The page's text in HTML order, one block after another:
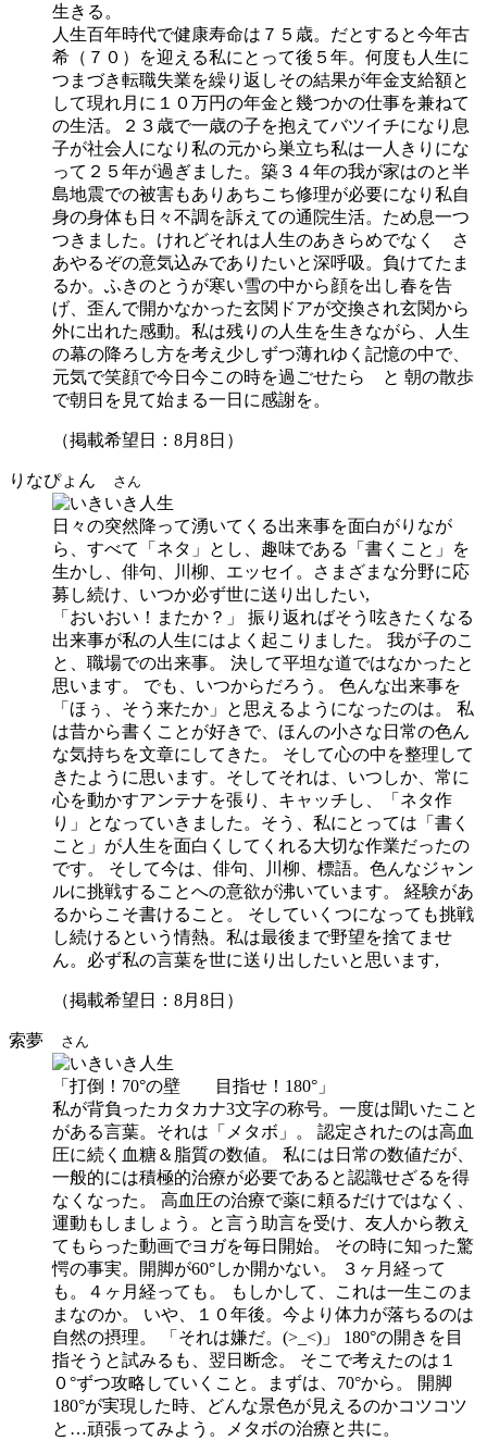
生きる。
人生百年時代で健康寿命は７５歳。だとすると今年古
希（７０）を迎える私にとって後５年。何度も人生に
つまづき転職失業を繰り返しその結果が年金支給額と
して現れ月に１０万円の年金と幾つかの仕事を兼ねて
の生活。２３歳で一歳の子を抱えてバツイチになり息
子が社会人になり私の元から巣立ち私は一人きりにな
って２５年が過ぎました。築３４年の我が家はのと半
島地震での被害もありあちこち修理が必要になり私自
身の身体も日々不調を訴えての通院生活。ため息一つ
つきました。けれどそれは人生のあきらめでなく さ
あやるぞの意気込みでありたいと深呼吸。負けてたま
るか。ふきのとうが寒い雪の中から顔を出し春を告
げ、歪んで開かなかった玄関ドアが交換され玄関から
外に出れた感動。私は残りの人生を生きながら、人生
の幕の降ろし方を考え少しずつ薄れゆく記憶の中で、
元気で笑顔で今日今この時を過ごせたら と 朝の散歩
で朝日を見て始まる一日に感謝を。
（掲載希望日：8月8日）
りなぴょん さん
日々の突然降って湧いてくる出来事を面白がりなが
ら、すべて「ネタ」とし、趣味である「書くこと」を
生かし、俳句、川柳、エッセイ。さまざまな分野に応
募し続け、いつか必ず世に送り出したい,
「おいおい！またか？」 振り返ればそう呟きたくなる
出来事が私の人生にはよく起こりました。 我が子のこ
と、職場での出来事。 決して平坦な道ではなかったと
思います。 でも、いつからだろう。 色んな出来事を
「ほぅ、そう来たか」と思えるようになったのは。 私
は昔から書くことが好きで、ほんの小さな日常の色ん
な気持ちを文章にしてきた。 そして心の中を整理して
きたように思います。そしてそれは、いつしか、常に
心を動かすアンテナを張り、キャッチし、「ネタ作
り」となっていきました。そう、私にとっては「書く
こと」が人生を面白くしてくれる大切な作業だったの
です。 そして今は、俳句、川柳、標語。色んなジャン
ルに挑戦することへの意欲が沸いています。 経験があ
るからこそ書けること。 そしていくつになっても挑戦
し続けるという情熱。私は最後まで野望を捨てませ
ん。必ず私の言葉を世に送り出したいと思います,
（掲載希望日：8月8日）
索夢 さん
「打倒！70°の壁 目指せ！180°」
私が背負ったカタカナ3文字の称号。一度は聞いたこと
がある言葉。それは「メタボ」。 認定されたのは高血
圧に続く血糖＆脂質の数値。 私には日常の数値だが、
一般的には積極的治療が必要であると認識せざるを得
なくなった。 高血圧の治療で薬に頼るだけではなく、
運動もしましょう。と言う助言を受け、友人から教え
てもらった動画でヨガを毎日開始。 その時に知った驚
愕の事実。開脚が60°しか開かない。 ３ヶ月経って
も。４ヶ月経っても。 もしかして、これは一生このま
まなのか。 いや、１０年後。今より体力が落ちるのは
自然の摂理。 「それは嫌だ。(>_<)」 180°の開きを目
指そうと試みるも、翌日断念。 そこで考えたのは１
０°ずつ攻略していくこと。まずは、70°から。 開脚
180°が実現した時、どんな景色が見えるのかコツコツ
と…頑張ってみよう。メタボの治療と共に。